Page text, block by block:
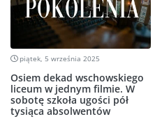
piątek, 5 września 2025
Osiem dekad wschowskiego
liceum w jednym filmie. W
sobotę szkoła ugości pół
tysiąca absolwentów